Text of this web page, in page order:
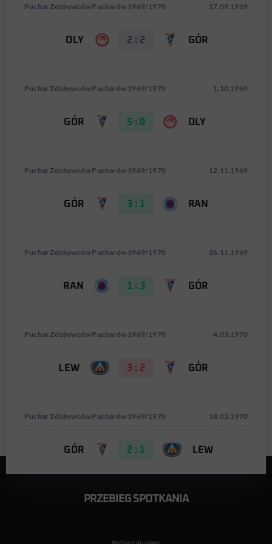
Puchar Zdobywców Pucharów 1969/1970 17.09.1969
OLY 2 : 2 GÓR
Puchar Zdobywców Pucharów 1969/1970 1.10.1969
GÓR 5 : 0 OLY
Puchar Zdobywców Pucharów 1969/1970 12.11.1969
GÓR 3 : 1 RAN
Puchar Zdobywców Pucharów 1969/1970 26.11.1969
RAN 1 : 3 GÓR
Puchar Zdobywców Pucharów 1969/1970 4.03.1970
LEW 3 : 2 GÓR
Puchar Zdobywców Pucharów 1969/1970 18.03.1970
GÓR 2 : 1 LEW
PRZEBIEG SPOTKANIA